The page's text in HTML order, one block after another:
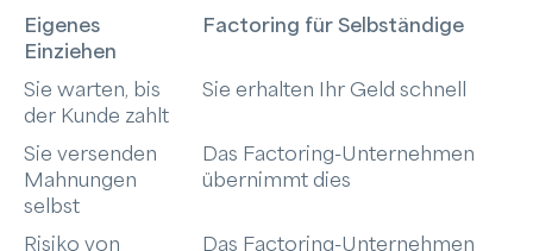
Eigenes
Einziehen
Factoring für Selbständige
Sie warten, bis
der Kunde zahlt
Sie erhalten Ihr Geld schnell
Sie versenden
Mahnungen
selbst
Das Factoring-Unternehmen
übernimmt dies
Risiko von
Das Factoring-Unternehmen